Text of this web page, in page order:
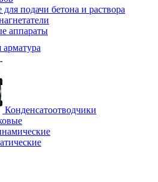
подачи бетона и раствора
аппараты
Конденсатоотводчики